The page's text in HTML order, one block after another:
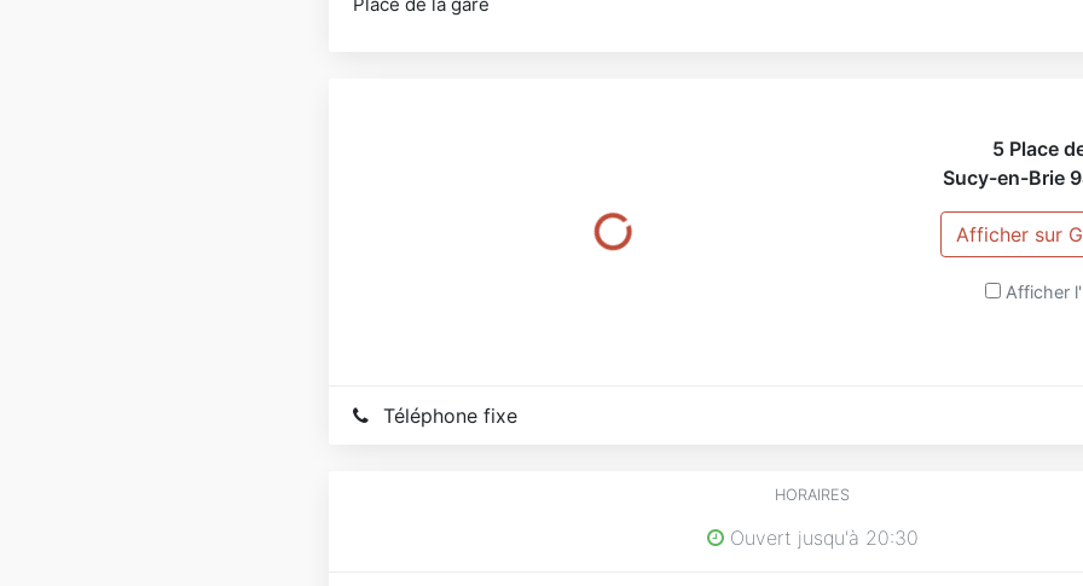
5 Place
Sucy-en-Brie
Afficher sur
Afficher
Téléphone fixe
HORAIRES
Ouvert jusqu'à 20:30